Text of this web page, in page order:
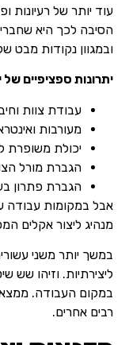
עוד יותר של רעיונות
הסיבה לכך היא שחברי
ובמגוון נקודות
יתרונות ספציפיים
עבודת צוות
מעורבות
יכולת משופרת
הגברת מורל
הגברת פתרון
אבל במקומות עבודה
מנהיג ליצור אקלים
במשך יותר משני
ליצירתיות. וזיהו שש
במקום העבודה.
רבים אחרים.